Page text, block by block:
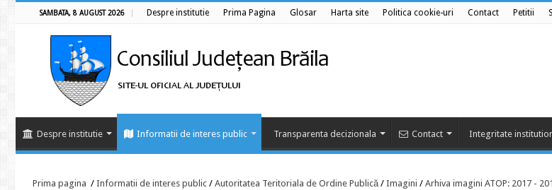
SAMBATA, 8 AUGUST 2026 Despre institutie Prima Pagina Glosar Harta site Politica cookie-uri Contact Petitii
Despre institutie Informatii de interes public Transparenta decizionala Contact Integritate
Prima pagina / Informatii de interes public / Autoritatea Teritoriala de Ordine Publică / Imagini / Arhiva imagini ATOP: 2017 -